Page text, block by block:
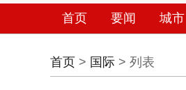
首页 要闻 城市
首页 > 国际 > 列表